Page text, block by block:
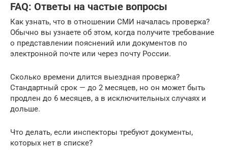
FAQ: Ответы на частые вопросы
Как узнать, что в отношении СМИ началась проверка?
Обычно вы узнаете об этом, когда получите требование
о представлении пояснений или документов по
электронной почте или через почту России.
Сколько времени длится выездная проверка?
Стандартный срок — до 2 месяцев, но он может быть
продлен до 6 месяцев, а в исключительных случаях и
дольше.
Что делать, если инспекторы требуют документы,
которых нет в списке?